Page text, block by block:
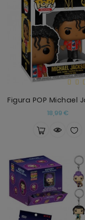
18,99 €